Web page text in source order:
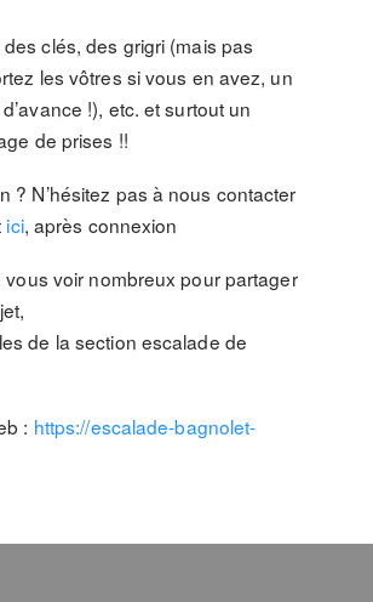
clés, des grigri (mais pas
les vôtres si vous en avez, un
!), etc. et surtout un
de prises !!
? N’hésitez pas à nous contacter
ici, après connexion
vous voir nombreux pour partager
de la section escalade de
: https://escalade-bagnolet-